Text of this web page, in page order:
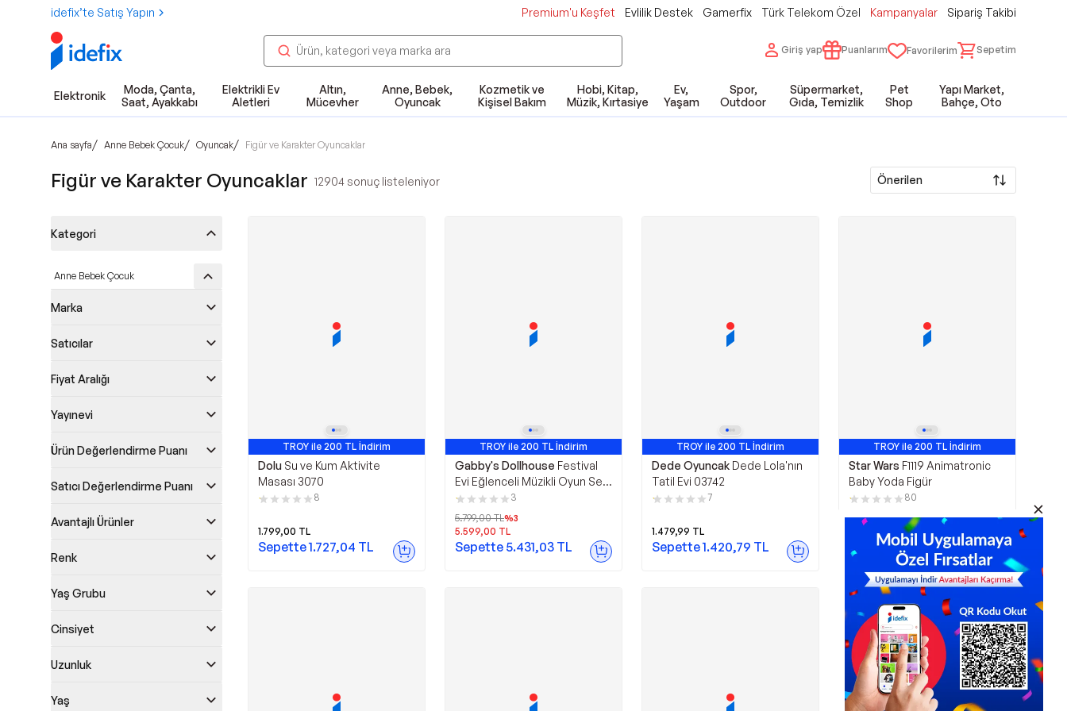
idefix’te Satış Yapın Premium'u Keşfet Evlilik Destek Gamerfix Türk Telekom Özel Kampanyalar Sipariş Takibi
Giriş yap Puanlarım Favorilerim Sepetim
Elektronik
Moda, Çanta,
Saat, Ayakkabı
Elektrikli Ev
Aletleri
Altın,
Mücevher
Anne, Bebek,
Oyuncak
Kozmetik ve
Kişisel Bakım
Hobi, Kitap,
Müzik, Kırtasiye
Ev,
Yaşam
Spor,
Outdoor
Süpermarket,
Gıda, Temizlik
Pet
Shop
Yapı Market,
Bahçe, Oto
Ana sayfa/ Anne Bebek Çocuk/ Oyuncak/ Figür ve Karakter Oyuncaklar
Figür ve Karakter Oyuncaklar 12904 sonuç listeleniyor Önerilen
Kategori
Anne Bebek Çocuk
Marka
Satıcılar
Fiyat Aralığı
Yayınevi
Ürün Değerlendirme Puanı
Satıcı Değerlendirme Puanı
Avantajlı Ürünler
Renk
Yaş Grubu
Cinsiyet
Uzunluk
Yaş
TROY ile 200 TL İndirim
Dolu Su ve Kum Aktivite
Masası 3070
8
1.799,00 TL
Sepette1.727,04 TL
TROY ile 200 TL İndirim
Gabby's Dollhouse Festival
Evi Eğlenceli Müzikli Oyun Seti
6070742
3
5.799,00TL%3
5.599,00 TL
Sepette 5.431,03 TL
TROY ile 200 TL İndirim
Dede Oyuncak Dede Lola'nın
Tatil Evi 03742
7
1.479,99 TL
Sepette1.420,79 TL
TROY ile 200 TL İndirim
Star Wars F1119 Animatronic
Baby Yoda Figür
80
2.799,00TL
Sepette2.749,00TL